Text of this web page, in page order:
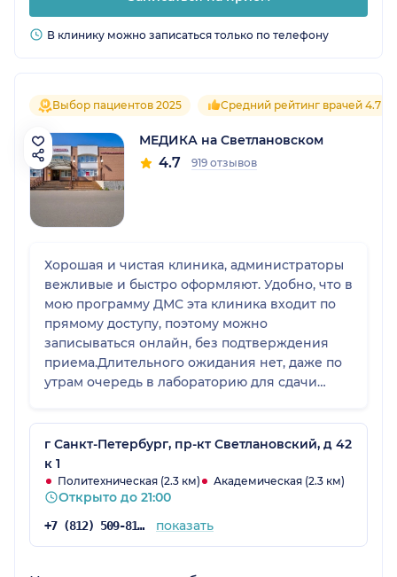
В клинику можно записаться только по телефону
Выбор пациентов 2025 Средний рейтинг врачей 4.7
МЕДИКА на Светлановском
4.7 919 отзывов
Хорошая и чистая клиника, администраторы
вежливые и быстро оформляют. Удобно, что в
мою программу ДМС эта клиника входит по
прямому доступу, поэтому можно
записываться онлайн, без подтверждения
приема.Длительного ожидания нет, даже по
утрам очередь в лабораторию для сдачи
минусов я бы поставила удаленность от
метро.
г Санкт-Петербург, пр-кт Светлановский, д 42
к 1
Политехническая (2.3 км) Академическая (2.3 км)
Открыто до 21:00
+7 (812) 509-81-75 показать